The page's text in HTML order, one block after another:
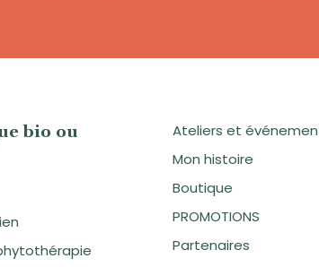
bio ou
Ateliers et
Mon histoire
Boutique
PROMOTIONS
Partenaires